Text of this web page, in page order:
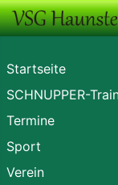
Startseite
SCHNUPPER-
Termine
Sport
Verein